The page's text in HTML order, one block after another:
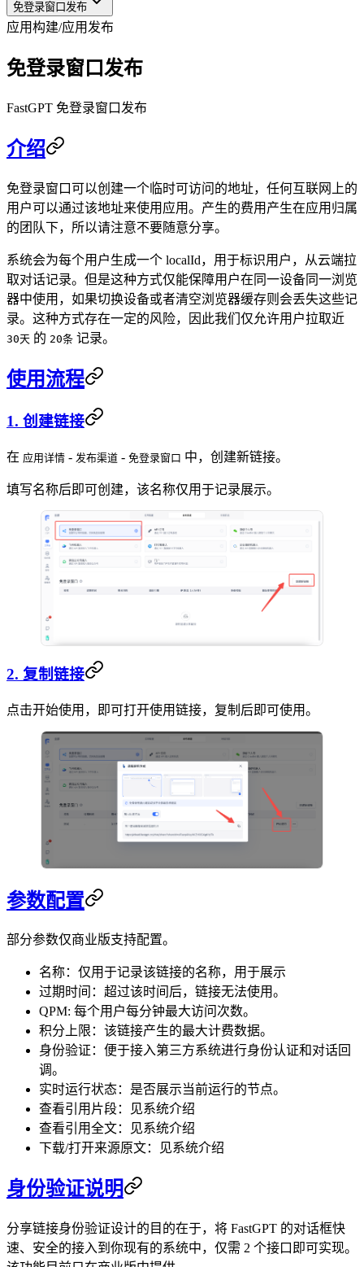
免登录窗口发布
应用构建/应用发布
免登录窗口发布
FastGPT 免登录窗口发布
介绍
免登录窗口可以创建一个临时可访问的地址，任何互联网上的
用户可以通过该地址来使用应用。产生的费用产生在应用归属
的团队下，所以请注意不要随意分享。
系统会为每个用户生成一个 localId，用于标识用户，从云端拉
取对话记录。但是这种方式仅能保障用户在同一设备同一浏览
器中使用，如果切换设备或者清空浏览器缓存则会丢失这些记
录。这种方式存在一定的风险，因此我们仅允许用户拉取近
30天 的 20条 记录。
使用流程
1. 创建链接
在 应用详情 - 发布渠道 - 免登录窗口 中，创建新链接。
填写名称后即可创建，该名称仅用于记录展示。
2. 复制链接
点击开始使用，即可打开使用链接，复制后即可使用。
参数配置
部分参数仅商业版支持配置。
名称：仅用于记录该链接的名称，用于展示
过期时间：超过该时间后，链接无法使用。
QPM: 每个用户每分钟最大访问次数。
积分上限：该链接产生的最大计费数据。
身份验证：便于接入第三方系统进行身份认证和对话回
调。
实时运行状态：是否展示当前运行的节点。
查看引用片段：见系统介绍
查看引用全文：见系统介绍
下载/打开来源原文：见系统介绍
身份验证说明
分享链接身份验证设计的目的在于，将 FastGPT 的对话框快
速、安全的接入到你现有的系统中，仅需 2 个接口即可实现。